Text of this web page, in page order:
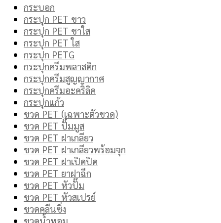
กระบอก
กระปุก PET ขาว
กระปุก PET ชาใส
กระปุก PET ใส
กระปุก PETG
กระปุกครีมพลาสติก
กระปุกครีมสูญญากาศ
กระปุกครีมอะคริลิค
กระปุกแก้ว
ขวด PET (เฉพาะตัวขวด)
ขวด PET ปั๊มมูส
ขวด PET ฝาเกลียว
ขวด PET ฝาเกลียวพร้อมจุก
ขวด PET ฝาเปิดปิด
ขวด PET ยาฝาฉีก
ขวด PET หัวปั๊ม
ขวด PET หัวสเปรย์
ขวดคลีนซิ่ง
ขวดน้ำหอม